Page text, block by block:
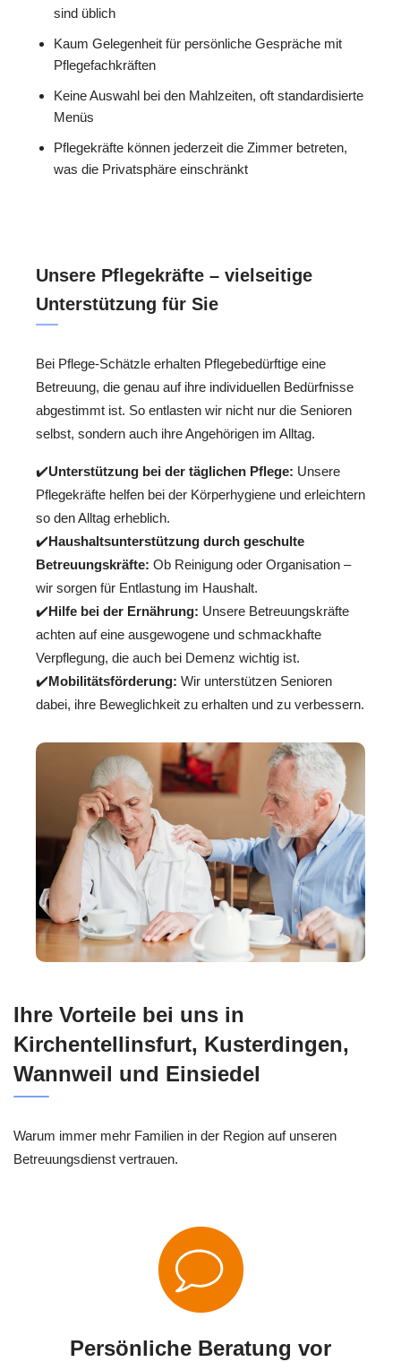
sind üblich
Kaum Gelegenheit für persönliche Gespräche mit
Pflegefachkräften
Keine Auswahl bei den Mahlzeiten, oft standardisierte
Menüs
Pflegekräfte können jederzeit die Zimmer betreten,
was die Privatsphäre einschränkt
Unsere Pflegekräfte – vielseitige
Unterstützung für Sie
Bei Pflege-Schätzle erhalten Pflegebedürftige eine
Betreuung, die genau auf ihre individuellen Bedürfnisse
abgestimmt ist. So entlasten wir nicht nur die Senioren
selbst, sondern auch ihre Angehörigen im Alltag.
✔️Unterstützung bei der täglichen Pflege: Unsere
Pflegekräfte helfen bei der Körperhygiene und erleichtern
so den Alltag erheblich.
✔️Haushaltsunterstützung durch geschulte
Betreuungskräfte: Ob Reinigung oder Organisation –
wir sorgen für Entlastung im Haushalt.
✔️Hilfe bei der Ernährung: Unsere Betreuungskräfte
achten auf eine ausgewogene und schmackhafte
Verpflegung, die auch bei Demenz wichtig ist.
✔️Mobilitätsförderung: Wir unterstützen Senioren
dabei, ihre Beweglichkeit zu erhalten und zu verbessern.
Ihre Vorteile bei uns in
Kirchentellinsfurt, Kusterdingen,
Wannweil und Einsiedel
Warum immer mehr Familien in der Region auf unseren
Betreuungsdienst vertrauen.
Persönliche Beratung vor